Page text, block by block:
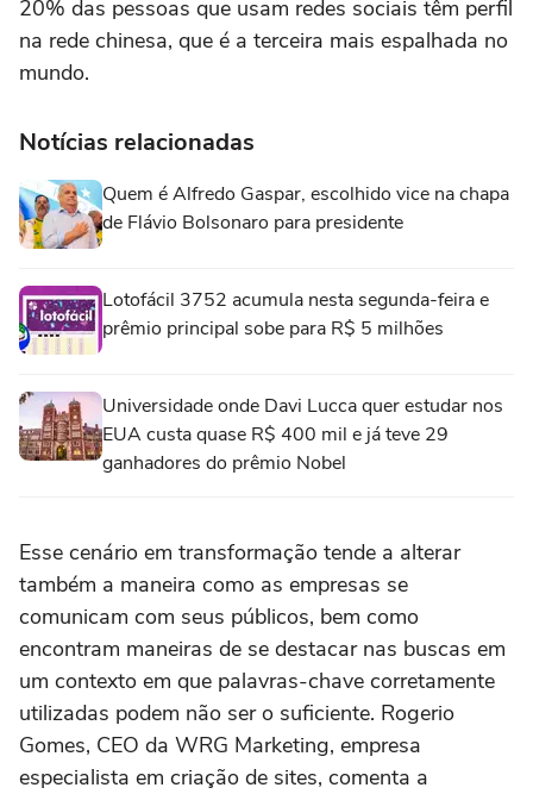
20% das pessoas que usam redes sociais têm perfil
na rede chinesa, que é a terceira mais espalhada no
mundo.
Notícias relacionadas
Quem é Alfredo Gaspar, escolhido vice na chapa
de Flávio Bolsonaro para presidente
Lotofácil 3752 acumula nesta segunda-feira e
prêmio principal sobe para R$ 5 milhões
Universidade onde Davi Lucca quer estudar nos
EUA custa quase R$ 400 mil e já teve 29
ganhadores do prêmio Nobel
Esse cenário em transformação tende a alterar
também a maneira como as empresas se
comunicam com seus públicos, bem como
encontram maneiras de se destacar nas buscas em
um contexto em que palavras-chave corretamente
utilizadas podem não ser o suficiente. Rogerio
Gomes, CEO da WRG Marketing, empresa
especialista em criação de sites, comenta a